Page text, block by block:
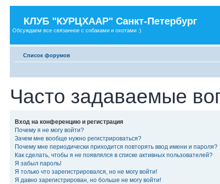
КЛУБ "КУРЦХААР" Санкт-Петербург
Обсуждаем все связанное с собаками и охотами :)
Список форумов
Часто задаваемые
Вход на конференцию и регистрация
Почему я не могу войти?
Зачем мне вообще нужно регистрироваться?
Почему мне периодически приходится повторять ввод имени и пароля?
Как сделать, чтобы я не появлялся в списке активных пользователей?
Я забыл пароль!
Я только что зарегистрировался, но не могу войти!
Я давно зарегистрирован, но больше не могу войти!